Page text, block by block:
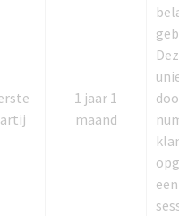
1 jaar 1
maand